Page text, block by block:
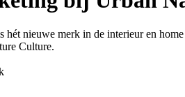
hét nieuwe merk in de interieur en
Culture.